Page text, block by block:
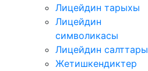
Лицейдин тарыхы
Лицейдин
символикасы
Лицейдин салттары
Жетишкендиктер